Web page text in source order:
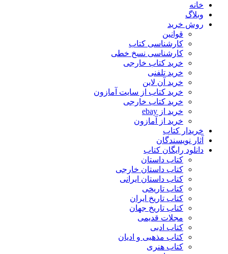
خانه
وبلاگ
روش خرید
قوانین
کارشناسی کتاب
کارشناسی نسخ خطی
خرید کتاب خارجی
خرید تلفنی
خرید آن لاین
خرید کتاب از سایت آمازون
خرید کتاب خارجی
خرید از ebay
خرید از آمازون
خریدار کتاب
آثار نویسندگان
دانلود رایگان کتاب
کتاب داستان
کتاب داستان خارجی
کتاب داستان ایرانی
کتاب تاریخی
کتاب تاریخ ایران
کتاب تاریخ جهان
مجلات قدیمی
کتاب ادبی
کتاب مذهبی و ادیان
کتاب هنری